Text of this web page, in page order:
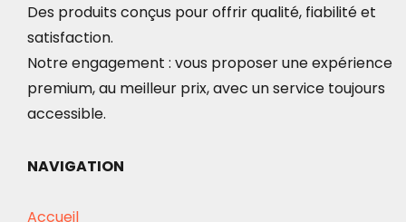
Des produits conçus pour offrir qualité, fiabilité et
satisfaction.
Notre engagement : vous proposer une expérience
premium, au meilleur prix, avec un service toujours
accessible.
NAVIGATION
Accueil